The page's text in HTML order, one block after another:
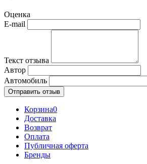
Оценка
E-mail
Текст отзыва
Автор
Автомобиль
Отправить отзыв
Корзина0
Доставка
Возврат
Оплата
Публичная оферта
Бренды